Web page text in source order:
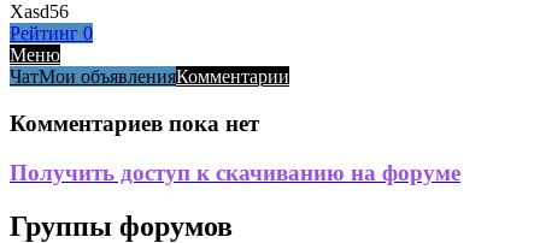
Xasd56
Рейтинг 0
Меню
ЧатМои объявленияКомментарии
Комментариев пока нет
Получить доступ к скачиванию на форуме
Группы форумов